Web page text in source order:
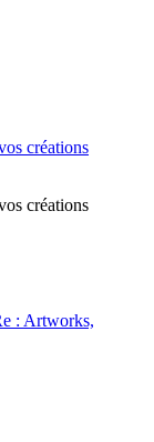
créations
créations
: Artworks,